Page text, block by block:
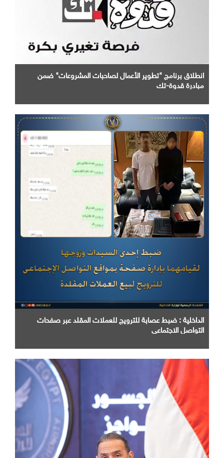
انطلاق برنامج "تطوير الأعمال لصاحبات المشروعات" ضمن
مبادرة قدوة-تك
الداخلية : ضبط عصابة للترويج للعملات المقلد عبر صفحات
التواصل الاجتماعي